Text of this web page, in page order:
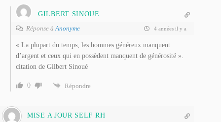
GILBERT SINOUE
Réponse à Anonyme 4 années il y a
« La plupart du temps, les hommes généreux manquent
d’argent et ceux qui en possèdent manquent de générosité ».
citation de Gilbert Sinoué
0 Répondre
MISE A JOUR SELF RH